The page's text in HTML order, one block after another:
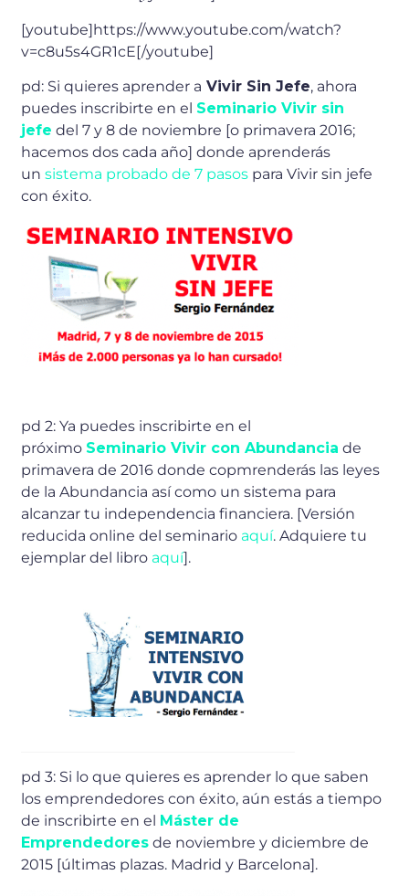
[youtube]https://www.youtube.com/watch?
v=c8u5s4GR1cE[/youtube]
pd: Si quieres aprender a Vivir Sin Jefe, ahora
puedes inscribirte en el Seminario Vivir sin
jefe del 7 y 8 de noviembre [o primavera 2016;
hacemos dos cada año] donde aprenderás
unsistema probado de 7 pasos para Vivir sin jefe
con éxito.
pd 2: Ya puedes inscribirte en el
próximo Seminario Vivir con Abundancia de
primavera de 2016 donde copmrenderás las leyes
de la Abundancia así como un sistema para
alcanzar tu independencia financiera. [Versión
reducida online del seminario aquí. Adquiere tu
ejemplar del libro aquí].
pd 3: Si lo que quieres es aprender lo que saben
los emprendedores con éxito, aún estás a tiempo
de inscribirte en el Máster de
Emprendedores de noviembre y diciembre de
2015 [últimas plazas. Madrid y Barcelona].